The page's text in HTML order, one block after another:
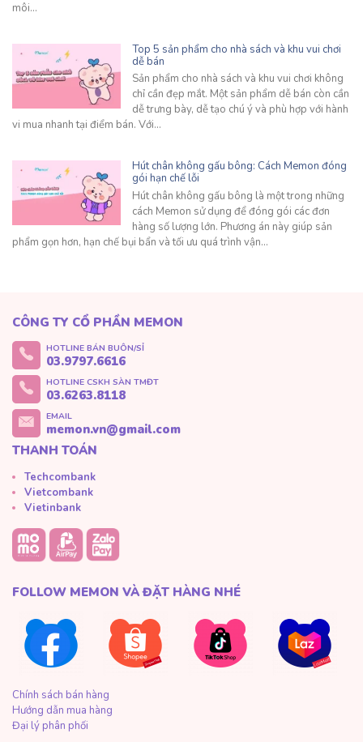
môi…
Top 5 sản phẩm cho nhà sách và khu vui chơi
dễ bán
Sản phẩm cho nhà sách và khu vui chơi không
chỉ cần đẹp mắt. Một sản phẩm dễ bán còn cần
dễ trưng bày, dễ tạo chú ý và phù hợp với hành
vi mua nhanh tại điểm bán. Với…
Hút chân không gấu bông: Cách Memon đóng
gói hạn chế lỗi
Hút chân không gấu bông là một trong những
cách Memon sử dụng để đóng gói các đơn
hàng số lượng lớn. Phương án này giúp sản
phẩm gọn hơn, hạn chế bụi bẩn và tối ưu quá trình vận…
CÔNG TY CỔ PHẦN MEMON
HOTLINE BÁN BUÔN/SỈ
03.9797.6616
HOTLINE CSKH SÀN TMĐT
03.6263.8118
EMAIL
memon.vn@gmail.com
THANH TOÁN
Techcombank
Vietcombank
Vietinbank
FOLLOW MEMON VÀ ĐẶT HÀNG NHÉ
Chính sách bán hàng
Hướng dẫn mua hàng
Đại lý phân phối